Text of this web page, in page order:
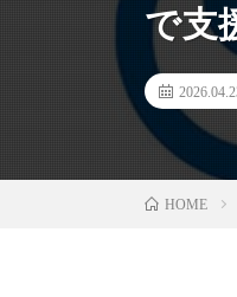
で支
HOME